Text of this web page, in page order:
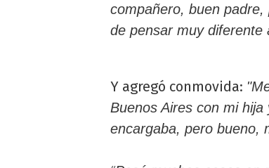
compañero, buen
de pensar muy
Y agregó conmovida:
Buenos Aires con mi
encargaba, pero bueno,